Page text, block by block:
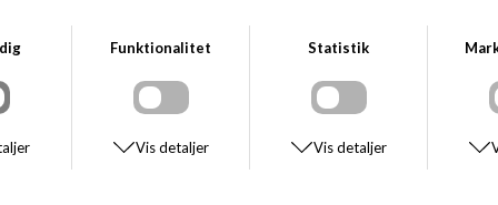
STENSTRÖMS CARDIGAN KNITTED
DKK 1.900,00
STENSTRÖMS SWEATER KNITTED
DKK 1.200,00